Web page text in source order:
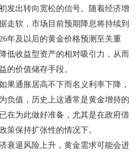
发出转向宽松的信号。随着经济增
走软，市场目前预期降息将持续到
年及以后的黄金价格预测至关重
低收益型资产的相对吸引力，从而
的价值储存手段。
果通胀居高不下而名义利率下降，
负值，历史上这通常是黄金增持的
在为此做好准备，尤其是在政府借
策保持扩张性的情况下。
衰退风险上升，黄金需求可能会进